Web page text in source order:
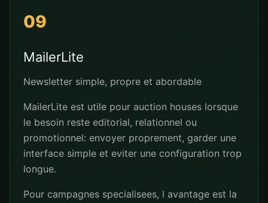
09
MailerLite
Newsletter simple, propre et abordable
MailerLite est utile pour auction houses lorsque
le besoin reste editorial, relationnel ou
promotionnel: envoyer proprement, garder une
interface simple et eviter une configuration trop
longue.
Pour campagnes specialisees, l avantage est la